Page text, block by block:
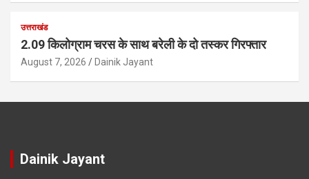
उत्तराखंड
2.09 किलोग्राम चरस के साथ बरेली के दो तस्कर गिरफ्तार
August 7, 2026 Dainik Jayant
Dainik Jayant